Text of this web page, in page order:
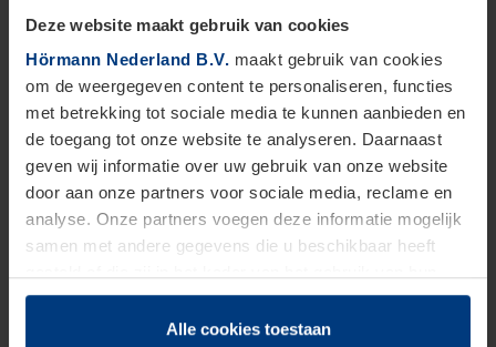
Deze website maakt gebruik van cookies
Hörmann Nederland B.V. maakt gebruik van cookies
om de weergegeven content te personaliseren, functies
met betrekking tot sociale media te kunnen aanbieden en
de toegang tot onze website te analyseren. Daarnaast
geven wij informatie over uw gebruik van onze website
door aan onze partners voor sociale media, reclame en
analyse. Onze partners voegen deze informatie mogelijk
samen met andere gegevens die u beschikbaar heeft
dienstverlening hebben verzameld.
Juridisch zijn wij gerechtigd om cookies op uw computer
Alle cookies toestaan